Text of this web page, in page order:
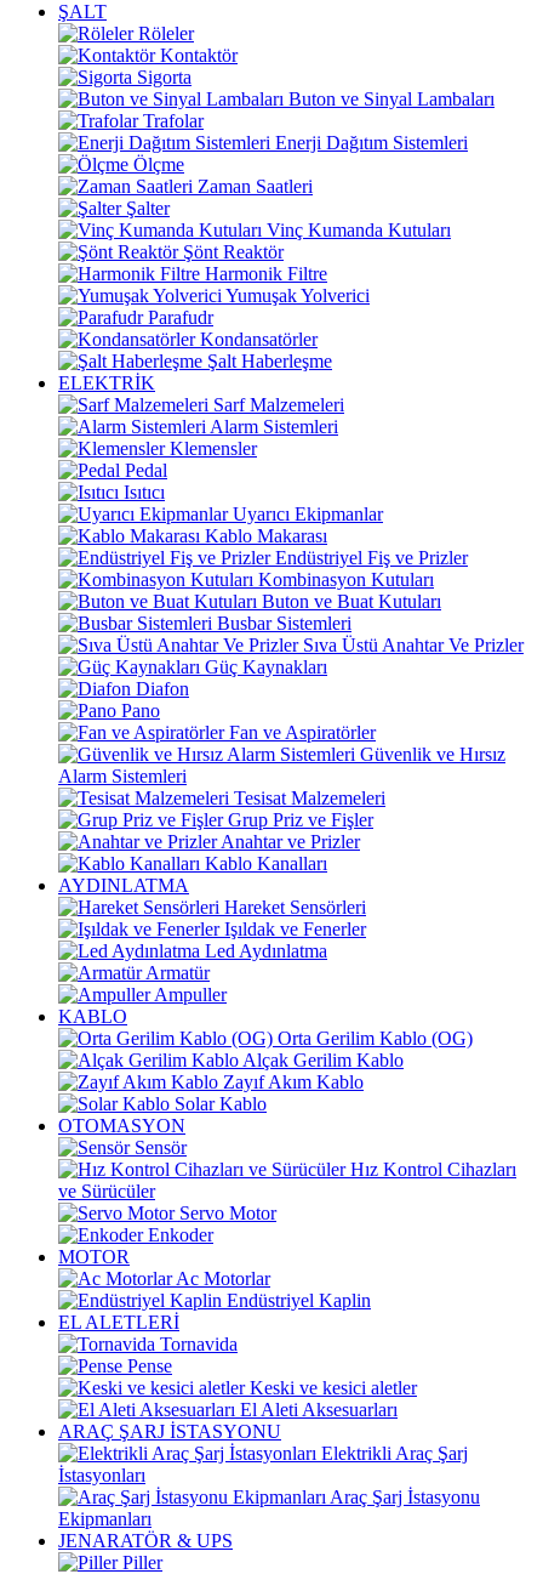
ŞALT
Röleler
Kontaktör
Sigorta
Buton ve Sinyal Lambaları
Trafolar
Enerji Dağıtım Sistemleri
Ölçme
Zaman Saatleri
Şalter
Vinç Kumanda Kutuları
Şönt Reaktör
Harmonik Filtre
Yumuşak Yolverici
Parafudr
Kondansatörler
Şalt Haberleşme
ELEKTRİK
Sarf Malzemeleri
Alarm Sistemleri
Klemensler
Pedal
Isıtıcı
Uyarıcı Ekipmanlar
Kablo Makarası
Endüstriyel Fiş ve Prizler
Kombinasyon Kutuları
Buton ve Buat Kutuları
Busbar Sistemleri
Sıva Üstü Anahtar Ve Prizler
Güç Kaynakları
Diafon
Pano
Fan ve Aspiratörler
Güvenlik ve Hırsız
Alarm Sistemleri
Tesisat Malzemeleri
Grup Priz ve Fişler
Anahtar ve Prizler
Kablo Kanalları
AYDINLATMA
Hareket Sensörleri
Işıldak ve Fenerler
Led Aydınlatma
Armatür
Ampuller
KABLO
Orta Gerilim Kablo (OG)
Alçak Gerilim Kablo
Zayıf Akım Kablo
Solar Kablo
OTOMASYON
Sensör
Hız Kontrol Cihazları
ve Sürücüler
Servo Motor
Enkoder
MOTOR
Ac Motorlar
Endüstriyel Kaplin
EL ALETLERİ
Tornavida
Pense
Keski ve kesici aletler
El Aleti Aksesuarları
ARAÇ ŞARJ İSTASYONU
Elektrikli Araç Şarj
İstasyonları
Araç Şarj İstasyonu
Ekipmanları
JENARATÖR & UPS
Piller